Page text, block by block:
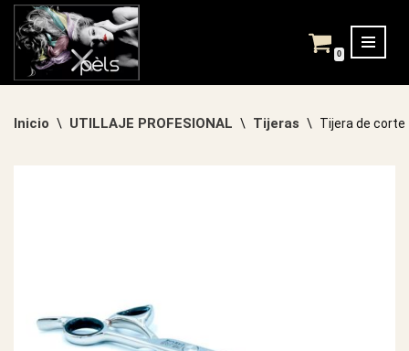
Saltar
0
Inicio \ UTILLAJE PROFESIONAL \ Tijeras \ Tijera de corte